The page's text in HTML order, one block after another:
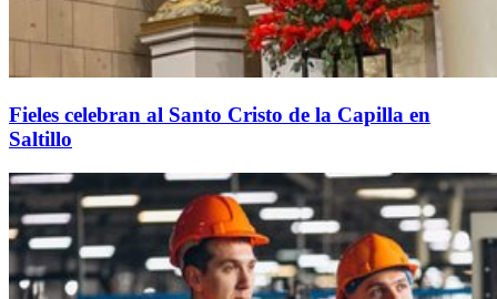
Fieles celebran al Santo Cristo de la Capilla en
Saltillo